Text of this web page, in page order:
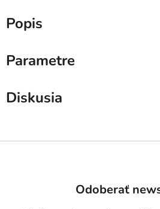
Popis
Parametre
Diskusia
Odoberať